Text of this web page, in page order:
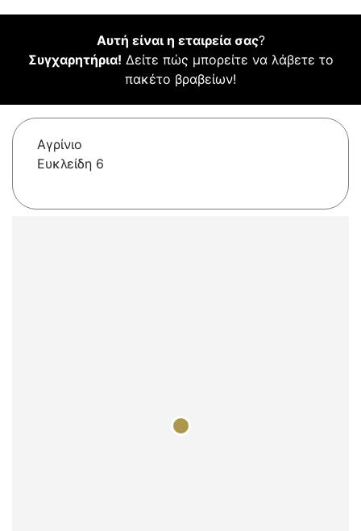
Αυτή είναι η εταιρεία σας?
Συγχαρητήρια! Δείτε πώς μπορείτε να λάβετε το
πακέτο βραβείων!
Αγρίνιο
Ευκλείδη 6